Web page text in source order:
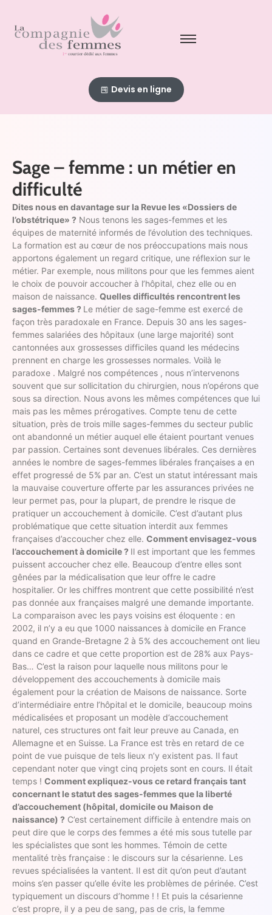
Devis en ligne
Sage – femme : un métier en
difficulté
Dites nous en davantage sur la Revue les «Dossiers de
l’obstétrique» ? Nous tenons les sages-femmes et les
équipes de maternité informés de l’évolution des techniques.
La formation est au cœur de nos préoccupations mais nous
apportons également un regard critique, une réflexion sur le
métier. Par exemple, nous militons pour que les femmes aient
le choix de pouvoir accoucher à l’hôpital, chez elle ou en
maison de naissance. Quelles difficultés rencontrent les
sages-femmes ? Le métier de sage-femme est exercé de
façon très paradoxale en France. Depuis 30 ans les sages-
femmes salariées des hôpitaux (une large majorité) sont
cantonnées aux grossesses difficiles quand les médecins
prennent en charge les grossesses normales. Voilà le
paradoxe . Malgré nos compétences , nous n’intervenons
souvent que sur sollicitation du chirurgien, nous n’opérons que
sous sa direction. Nous avons les mêmes compétences que lui
mais pas les mêmes prérogatives. Compte tenu de cette
situation, près de trois mille sages-femmes du secteur public
ont abandonné un métier auquel elle étaient pourtant venues
par passion. Certaines sont devenues libérales. Ces dernières
années le nombre de sages-femmes libérales françaises a en
effet progressé de 5% par an. C’est un statut intéressant mais
la mauvaise couverture offerte par les assurances privées ne
leur permet pas, pour la plupart, de prendre le risque de
pratiquer un accouchement à domicile. C’est d’autant plus
problématique que cette situation interdit aux femmes
françaises d’accoucher chez elle. Comment envisagez-vous
l’accouchement à domicile ? Il est important que les femmes
puissent accoucher chez elle. Beaucoup d’entre elles sont
gênées par la médicalisation que leur offre le cadre
hospitalier. Or les chiffres montrent que cette possibilité n’est
pas donnée aux françaises malgré une demande importante.
La comparaison avec les pays voisins est éloquente : en
2002, il n’y a eu que 1000 naissances à domicile en France
quand en Grande-Bretagne 2 à 5% des accouchement ont lieu
dans ce cadre et que cette proportion est de 28% aux Pays-
Bas… C’est la raison pour laquelle nous militons pour le
développement des accouchements à domicile mais
également pour la création de Maisons de naissance. Sorte
d’intermédiaire entre l’hôpital et le domicile, beaucoup moins
médicalisées et proposant un modèle d’accouchement
naturel, ces structures ont fait leur preuve au Canada, en
Allemagne et en Suisse. La France est très en retard de ce
point de vue puisque de tels lieux n’y existent pas. Il faut
cependant noter que vingt cinq projets sont en cours. Il était
temps ! Comment expliquez-vous ce retard français tant
concernant le statut des sages-femmes que la liberté
d’accouchement (hôpital, domicile ou Maison de
naissance) ? C’est certainement difficile à entendre mais on
peut dire que le corps des femmes a été mis sous tutelle par
les spécialistes que sont les hommes. Témoin de cette
mentalité très française : le discours sur la césarienne. Les
revues spécialisées la vantent. Il est dit qu’on peut d’autant
moins s’en passer qu’elle évite les problèmes de périnée. C’est
typiquement un discours d’homme ! ! Et puis la césarienne
c’est propre, il y a peu de sang, pas de cris, la femme